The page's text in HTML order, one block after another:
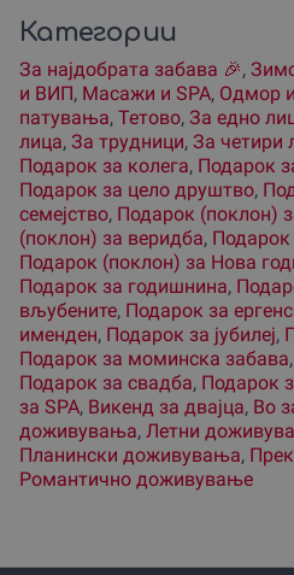
Категории
За наjдобрата забава 🎉,
и ВИП, Масажи и SPA, Одмор
патувања, Тетово, За едно
лица, За трудници, За четири
Подарок за колега, Подарок
Подарок за цело друштво,
семејство, Подарок (поклон)
(поклон) за веридба,
Подарок (поклон) за Нова
Подарок за годишнина,
вљубените, Подарок за
именден, Подарок за јубилеј,
Подарок за моминска забава,
Подарок за свадба, Подарок
за SPA, Викенд за двајца, Во
доживувања, Летни
Планински доживувања,
Романтично доживување